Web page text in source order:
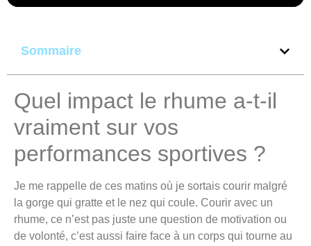
Sommaire
Quel impact le rhume a-t-il
vraiment sur vos
performances sportives ?
Je me rappelle de ces matins où je sortais courir malgré
la gorge qui gratte et le nez qui coule. Courir avec un
rhume, ce n’est pas juste une question de motivation ou
de volonté, c’est aussi faire face à un corps qui tourne au